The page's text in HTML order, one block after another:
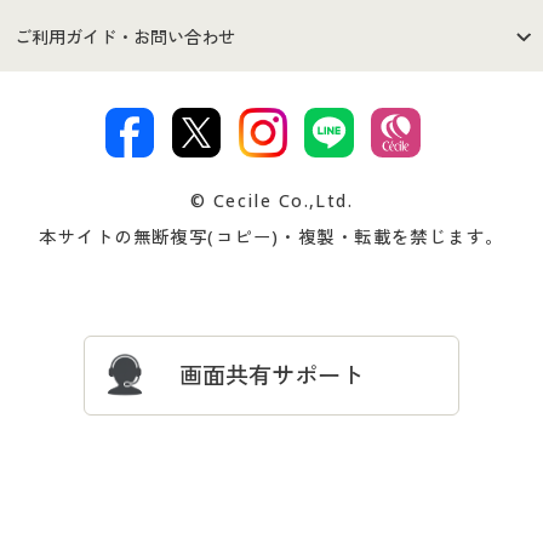
セシールご利用規約
著作権・商標について 会社案内
商品カテゴリ
プレゼント＆キャンペーン サイトマップ
ご利用ガイド・お問い合わせ
交換・返品は お支払は
ついて
忘れの場合
© Cecile Co.,Ltd.
本サイトの無断複写(コピー)・複製・転載を禁じます。
画面共有サポート